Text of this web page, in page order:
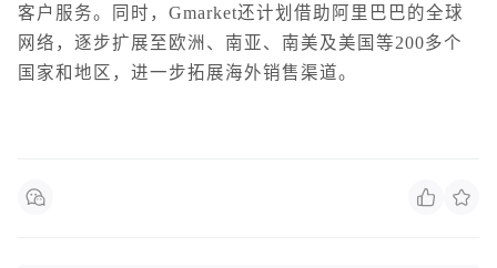
客户服务。
同时，Gmarket还计划借助阿里巴巴的全球
网络，逐步扩展至欧洲、南亚、南美及美国等200多个
国家和地区，进一步拓展海外销售渠道。